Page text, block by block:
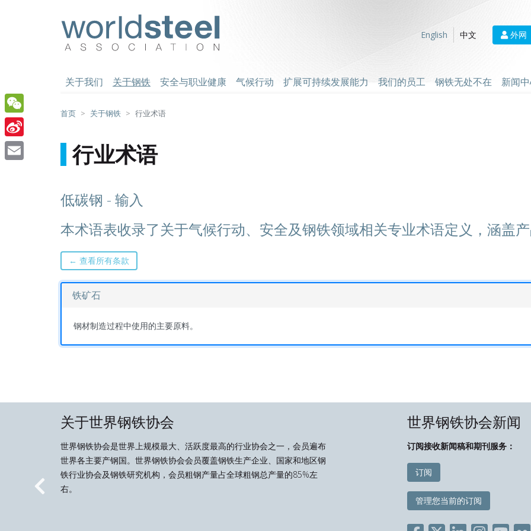
English
中文 外网
关于我们 关于钢铁 安全与职业健康 气候行动 扩展可持续发展能力 我们的员工 钢铁无处不在 新闻
首页 关于钢铁 行业术语
行业术语
低碳钢 - 输入
本术语表收录了关于气候行动、安全及钢铁领域相关专业术语定义，涵盖
← 查看所有条款
铁矿石
钢材制造过程中使用的主要原料。
关于世界钢铁协会
世界钢铁协会是世界上规模最大、活跃度最高的行业协会之一，会员遍布
世界各主要产钢国。世界钢铁协会会员覆盖钢铁生产企业、国家和地区钢
铁行业协会及钢铁研究机构，会员粗钢产量占全球粗钢总产量的85%左
右。
世界钢铁协会新闻
订阅接收新闻稿和期刊服务：
订阅
管理您当前的订阅
Previous
WeChat
Sina